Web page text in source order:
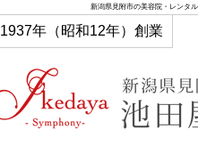
新潟県見附市の美容院・レンタ
1937年（昭和12年）創業